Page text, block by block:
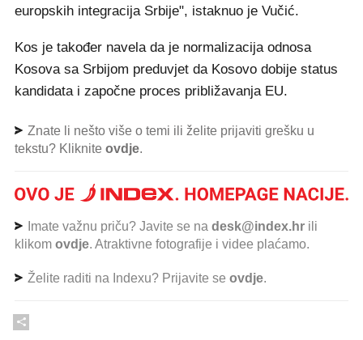
europskih integracija Srbije", istaknuo je Vučić.
Kos je također navela da je normalizacija odnosa
Kosova sa Srbijom preduvjet da Kosovo dobije status
kandidata i započne proces približavanja EU.
Znate li nešto više o temi ili želite prijaviti grešku u
tekstu? Kliknite ovdje.
Imate važnu priču? Javite se na desk@index.hr ili
klikom ovdje. Atraktivne fotografije i videe plaćamo.
Želite raditi na Indexu? Prijavite se ovdje.